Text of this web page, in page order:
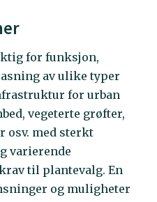
for funksjon,
av ulike typer
for urban
vegeterte grøfter,
osv. med sterkt
varierende
til plantevalg. En
og muligheter